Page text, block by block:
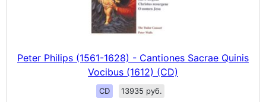
Peter Philips (1561-1628) - Cantiones Sacrae Quinis
Vocibus (1612) (CD)
CD 13935 руб.